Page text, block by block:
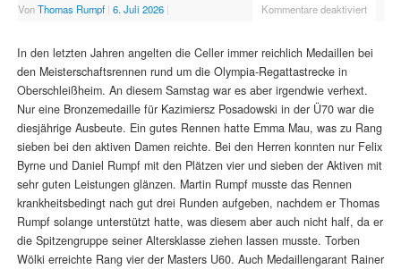
VonThomas Rumpf | 6. Juli 2026 | Kommentare deaktiviert
In den letzten Jahren angelten die Celler immer reichlich Medaillen bei
den Meisterschaftsrennen rund um die Olympia-Regattastrecke in
Oberschleißheim. An diesem Samstag war es aber irgendwie verhext.
Nur eine Bronzemedaille für Kazimiersz Posadowski in der Ü70 war die
diesjährige Ausbeute. Ein gutes Rennen hatte Emma Mau, was zu Rang
sieben bei den aktiven Damen reichte. Bei den Herren konnten nur Felix
Byrne und Daniel Rumpf mit den Plätzen vier und sieben der Aktiven mit
sehr guten Leistungen glänzen. Martin Rumpf musste das Rennen
krankheitsbedingt nach gut drei Runden aufgeben, nachdem er Thomas
Rumpf solange unterstützt hatte, was diesem aber auch nicht half, da er
die Spitzengruppe seiner Altersklasse ziehen lassen musste. Torben
Wölki erreichte Rang vier der Masters U60. Auch Medaillengarant Rainer